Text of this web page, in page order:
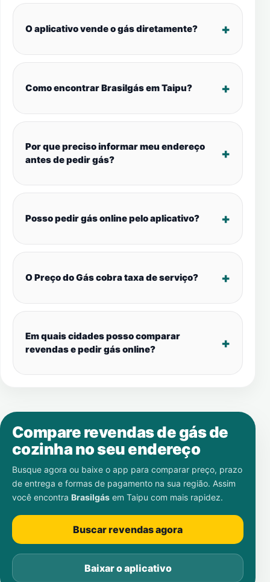
O aplicativo vende o gás diretamente?
Como encontrar Brasilgás em Taipu?
Por que preciso informar meu endereço
antes de pedir gás?
Posso pedir gás online pelo aplicativo?
O Preço do Gás cobra taxa de serviço?
Em quais cidades posso comparar
revendas e pedir gás online?
Compare revendas de gás de
cozinha no seu endereço
Busque agora ou baixe o app para comparar preço, prazo
de entrega e formas de pagamento na sua região. Assim
você encontra Brasilgás em Taipu com mais rapidez.
Buscar revendas agora
Baixar o aplicativo